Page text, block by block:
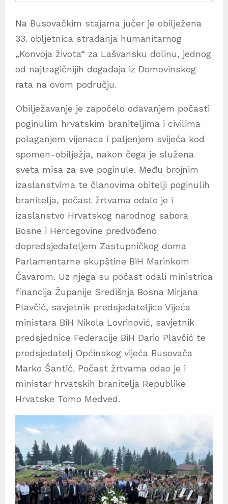
Na Busovačkim stajama jučer je obilježena
33. obljetnica stradanja humanitarnog
„Konvoja života“ za Lašvansku dolinu, jednog
od najtragičnijih događaja iz Domovinskog
rata na ovom području.
Obilježavanje je započelo odavanjem počasti
poginulim hrvatskim braniteljima i civilima
polaganjem vijenaca i paljenjem svijeća kod
spomen-obilježja, nakon čega je služena
sveta misa za sve poginule. Među brojnim
izaslanstvima te članovima obitelji poginulih
branitelja, počast žrtvama odalo je i
izaslanstvo Hrvatskog narodnog sabora
Bosne i Hercegovine predvođeno
dopredsjedateljem Zastupničkog doma
Parlamentarne skupštine BiH Marinkom
Čavarom. Uz njega su počast odali ministrica
financija Županije Središnja Bosna Mirjana
Plavčić, savjetnik predsjedateljice Vijeća
ministara BiH Nikola Lovrinović, savjetnik
predsjednice Federacije BiH Dario Plavčić te
predsjedatelj Općinskog vijeća Busovača
Marko Šantić. Počast žrtvama odao je i
ministar hrvatskih branitelja Republike
Hrvatske Tomo Medved.